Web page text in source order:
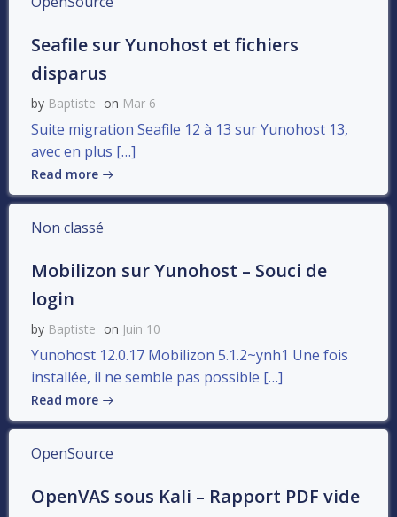
Seafile sur Yunohost et fichiers
disparus
by Baptiste on Mar 6
Suite migration Seafile 12 à 13 sur Yunohost 13,
avec en plus […]
Read more
Non classé
Mobilizon sur Yunohost – Souci de
login
by Baptiste on Juin 10
Yunohost 12.0.17 Mobilizon 5.1.2~ynh1 Une fois
installée, il ne semble pas possible […]
Read more
OpenSource
OpenVAS sous Kali – Rapport PDF vide